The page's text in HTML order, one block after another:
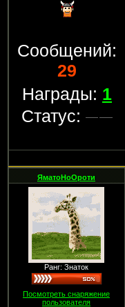
Сообщений:
29
Награды: 1
Статус:
ЯматоНоОроти
Ранг: Знаток
Посмотреть снаряжение
пользователя